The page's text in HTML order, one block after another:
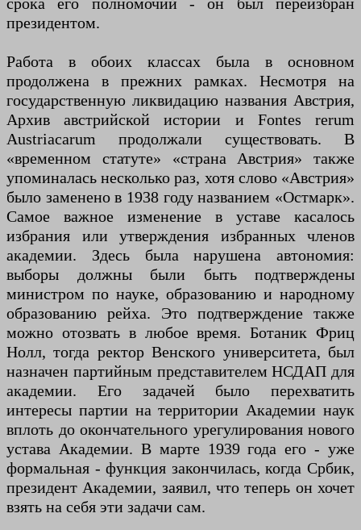
президентом.
Работа в обоих классах была в основном
продолжена в прежних рамках. Несмотря на
государственную ликвидацию названия Австрия,
Архив австрийской истории и Fontes rerum
Austriacarum продолжали существовать. В
«временном статуте» «страна Австрия» также
упоминалась несколько раз, хотя слово «Австрия»
было заменено в 1938 году названием «Остмарк».
Самое важное изменение в уставе касалось
избрания или утверждения избранных членов
академии. Здесь была нарушена автономия:
выборы должны были быть подтверждены
министром по науке, образованию и народному
образованию рейха. Это подтверждение также
можно отозвать в любое время. Ботаник Фриц
Нолл, тогда ректор Венского университета, был
назначен партийным представителем НСДАП для
академии. Его задачей было перехватить
интересы партии на территории Академии наук
вплоть до окончательного урегулирования нового
устава Академии. В марте 1939 года его - уже
формальная - функция закончилась, когда Србик,
президент Академии, заявил, что теперь он хочет
взять на себя эти задачи сам.